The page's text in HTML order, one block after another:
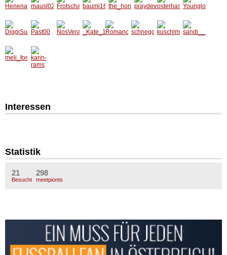
Interessen
Statistik
21
Besucht
298
meetpionts